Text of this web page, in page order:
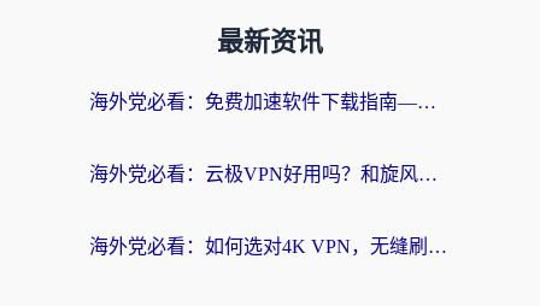
最新资讯
海外党必看：免费加速软件下载指南——无缝访问国内资源的正确打开方式
海外党必看：云极VPN好用吗？和旋风VPN对比哪个回国效果更好？附真实体验+选择攻略
海外党必看：如何选对4K VPN，无缝刷国内剧听网易云？